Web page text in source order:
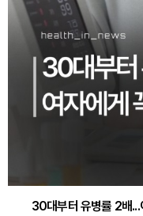
30대부터 유병률 2배